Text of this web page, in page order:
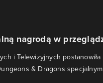
nagrodą w
i Telewizyjnych
& Dragons